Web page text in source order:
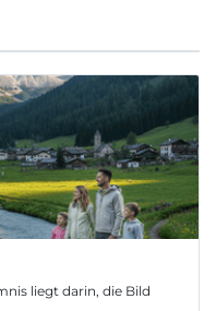
liegt darin, die Bild